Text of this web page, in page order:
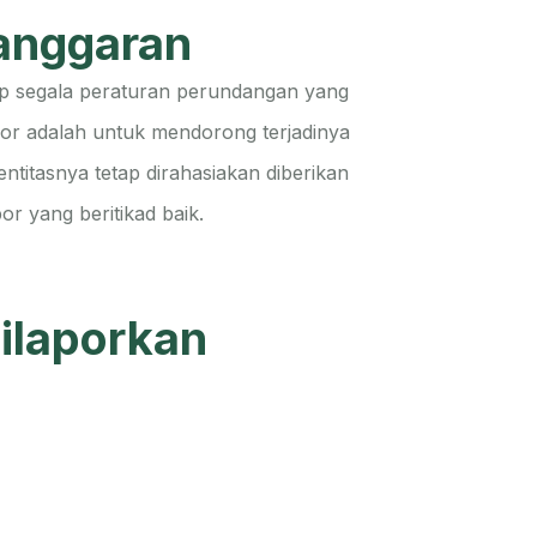
segala peraturan perundangan yang
adalah untuk mendorong terjadinya
tetap dirahasiakan diberikan
yang beritikad baik.